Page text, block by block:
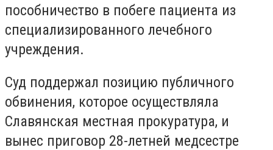
пособничество в побеге пациента из
специализированного лечебного
учреждения.
Суд поддержал позицию публичного
обвинения, которое осуществляла
Славянская местная прокуратура, и
вынес приговор 28-летней медсестре